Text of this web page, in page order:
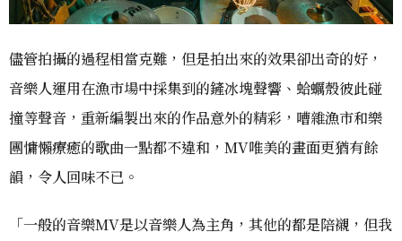
儘管拍攝的過程相當克難，但是拍出來的效果卻出奇的好，
音樂人運用在漁市場中採集到的鏟冰塊聲響、蛤蠣殼彼此碰
撞等聲音，重新編製出來的作品意外的精彩，嘈雜漁市和樂
團慵懶療癒的歌曲一點都不違和，MV唯美的畫面更猶有餘
韻，令人回味不已。
「一般的音樂MV是以音樂人為主角，其他的都是陪襯，但我